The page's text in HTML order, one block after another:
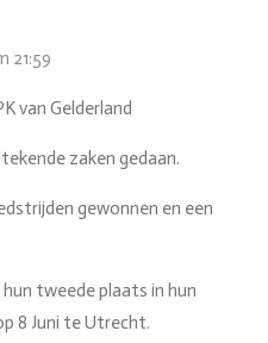
21:59
van Gelderland
zaken gedaan.
gewonnen en een
tweede plaats in hun
8 Juni te Utrecht.